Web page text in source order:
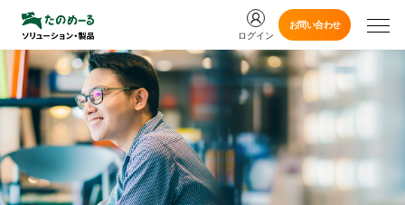
ログイン
お問い合わせ